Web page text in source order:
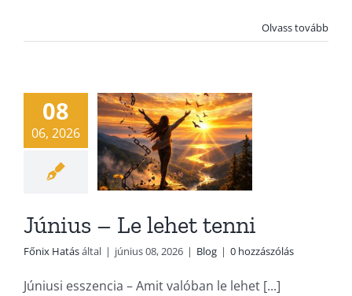
Olvass tovább
08
06, 2026
Június – Le
Blog
Június – Le lehet tenni
Főnix Hatásáltal | június 08, 2026 | Blog | 0 hozzászólás
Júniusi esszencia – Amit valóban le lehet [...]